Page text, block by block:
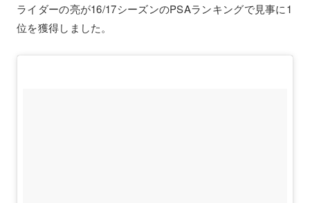
ライダーの亮が16/17シーズンのPSAランキングで見事に1
位を獲得しました。